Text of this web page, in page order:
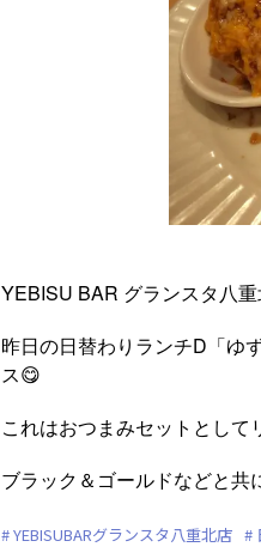
YEBISU BAR グランスタ八重
昨日の日替わりランチD「ゆ
ス😋
これはおつまみセットとして
ブラック＆ゴールドなどと共
YEBISUBARグランスタ八重北店